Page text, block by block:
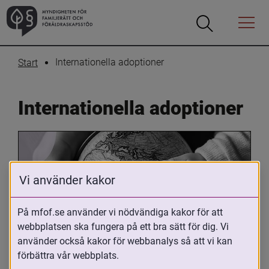
Öppna
Öppna
Menyn
Start Internationella adoptioner
Internationella adoptioner
Oavsett om du är adopterad,
adoptivförälder eller arbetar med
Vi använder kakor
På mfof.se använder vi nödvändiga kakor för att
webbplatsen ska fungera på ett bra sätt för dig. Vi
använder också kakor för webbanalys så att vi kan
förbättra vår webbplats.